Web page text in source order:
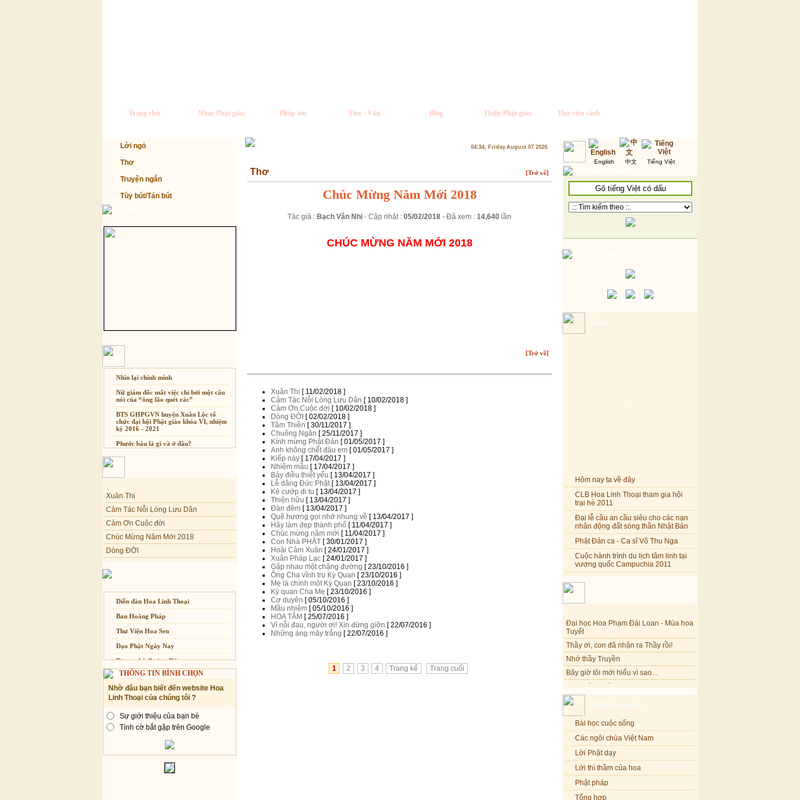
Trang chủ Nhạc Phật giáo Pháp âm Thơ - Văn Blog Thiệp Phật giáo Thư viện sách
Lời ngỏ
Thơ
Truyện ngắn
Tùy bút/Tản bút
Nhìn lại chính mình
Nữ giám đốc mất việc chỉ bởi một câu
nói của “ông lão quét rác”
BTS GHPGVN huyện Xuân Lộc tổ
chức đại hội Phật giáo khóa VI, nhiệm
kỳ 2016 - 2021
Phước báu là gì và ở đâu?
Sự thương-ghét của con người
Nỗi lòng của các bệnh nhân nghèo
An Giang: Tịnh thất Quy Nguyên
phát quà từ thiện tại xã Cư Yang
Tịnh xá Ngọc Đăng khai giảng Thiền
dành cho Người bận rộn
Xuân Thi
Cảm Tác Nỗi Lòng Lưu Dân
Cảm Ơn Cuộc đời
Chúc Mừng Năm Mới 2018
Dòng ĐỜI
Chuông Ngân
Anh không chết đâu em
Kiếp này
Diễn đàn Hoa Linh Thoại
Ban Hoằng Pháp
Thư Viện Hoa Sen
Đạo Phật Ngày Nay
Trang nhà Quảng Đức
Báo Giác Ngộ
Vesak 2014
THÔNG TIN BÌNH CHỌN
Nhờ đâu bạn biết đến website Hoa
Linh Thoại của chúng tôi ?
Sự giới thiệu của bạn bè
Tình cờ bắt gặp trên Google
04:34, Friday.August 07 2026
Thơ [Trở về]
Chúc Mừng Năm Mới 2018
Tác giả : Bạch Vân Nhi - Cập nhật : 05/02/2018 - Đã xem : 14,640 lần
CHÚC MỪNG NĂM MỚI 2018
[Trở về]
Xuân Thi [ 11/02/2018 ]
Cảm Tác Nỗi Lòng Lưu Dân [ 10/02/2018 ]
Cảm Ơn Cuộc đời [ 10/02/2018 ]
Dòng ĐỜI [ 02/02/2018 ]
Tâm Thiền [ 30/11/2017 ]
Chuông Ngân [ 25/11/2017 ]
Kính mừng Phật Đản [ 01/05/2017 ]
Anh không chết đâu em [ 01/05/2017 ]
Kiếp này [ 17/04/2017 ]
Nhiệm mầu [ 17/04/2017 ]
Bảy điều thiết yếu [ 13/04/2017 ]
Lễ dâng Đức Phật[ 13/04/2017 ]
Kẻ cướp đi tu [ 13/04/2017 ]
Thiện hữu [ 13/04/2017 ]
Đàn đêm [ 13/04/2017 ]
Quê hương gọi nhớ nhung về [ 13/04/2017 ]
Hãy làm đẹp thành phố [ 11/04/2017 ]
Chúc mừng năm mới [ 11/04/2017 ]
Con Nhà PHẬT [ 30/01/2017 ]
Hoài Cảm Xuân [ 24/01/2017 ]
Xuân Pháp Lạc [ 24/01/2017 ]
Gặp nhau một chặng đường [ 23/10/2016 ]
Ông Cha vĩnh trụ Kỳ Quan [ 23/10/2016 ]
Mẹ là chính một Kỳ Quan [ 23/10/2016 ]
Kỳ quan Cha Mẹ [ 23/10/2016 ]
Cơ duyên [ 05/10/2016 ]
Mầu nhiệm [ 05/10/2016 ]
HOA TÂM [ 25/07/2016 ]
Vì nỗi đau, người ơi! Xin đừng giỡn [ 22/07/2016 ]
Những áng mây trắng [ 22/07/2016 ]
1 2 3 4 Trang kế Trang cuối
English 中文 Tiếng Việt
Video
Hôm nay ta về đây
CLB Hoa Linh Thoại tham gia hội
trại hè 2011
Đại lễ cầu an cầu siêu cho các nạn
nhân động đất sóng thần Nhật Bản
Phật Đản ca - Ca sĩ Võ Thu Nga
Cuộc hành trình du lịch tâm linh tại
vương quốc Campuchia 2011
Đại học Hoa Phạm Đài Loan - Mùa hoa
Tuyết
Thầy ơi, con đã nhận ra Thầy rồi!
Nhớ thầy Truyền
Bây giờ tôi mới hiểu vì sao...
Hoa tháng Năm
Cổ phần công đức
Tôi mắc nợ ông Sáu
Đi tìm vũ khúc mùa hè
Mơ màng Phật dạy....
Lời thú tội của chị gái nhỏ nhen
Slide Powerpoint
Bài học cuộc sống
Các ngôi chùa Việt Nam
Lời Phật dạy
Lời thì thầm của hoa
Phật pháp
Tổng hợp